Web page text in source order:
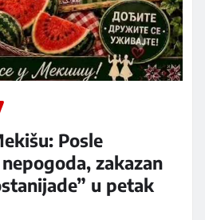
Posle
zakazan
u petak